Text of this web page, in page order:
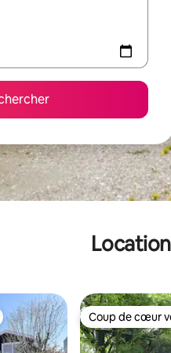
plus appréciés Coup de cœur
Coup de cœur